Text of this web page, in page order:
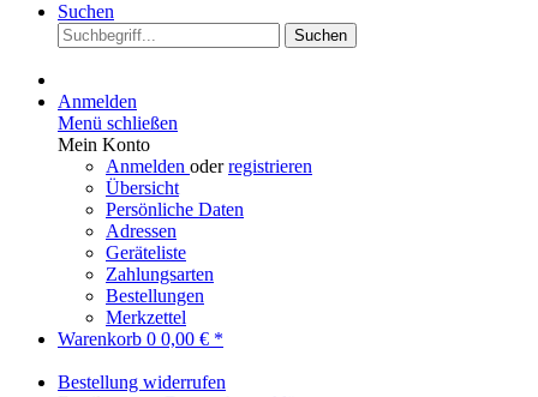
Suchen
Suchen
Anmelden
Menü schließen
Mein Konto
Anmelden oderregistrieren
Übersicht
Persönliche Daten
Adressen
Geräteliste
Zahlungsarten
Bestellungen
Merkzettel
Warenkorb 0 0,00 € *
Bestellung widerrufen